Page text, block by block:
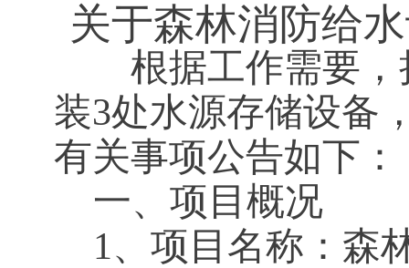
关于森林消防给
根据工作需要，
装3处水源存储设备
有关事项公告如下：
一、项目概况
1、项目名称：森